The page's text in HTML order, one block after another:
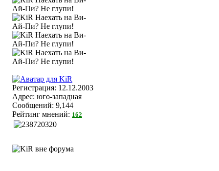
Регистрация: 12.12.2003
Адрес: юго-западная
Сообщений: 9,144
Рейтинг мнений: 162